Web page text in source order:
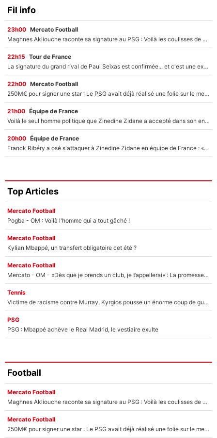
Fil info
23h00 Mercato Football
Maghnes Akliouche raconte sa signature au PSG : Voilà les coulisses de son transfert de rêve à 50M€
22h15 Tour de France
La signature du grand rival de Paul Seixas est confirmée... et c'est une excellente nouvelle pour l'équipe Decathlon-CMA CGM !
22h00 Mercato Football
250M€ pour signer une star : Le PSG avait déjà réalisé une folie sur le mercato bien avant Neymar !
21h00 Équipe de France
Voilà le seul homme politique que Zinedine Zidane a accepté dans son entourage : «Je garde un très bon souvenir de lui»
20h00 Équipe de France
Franck Ribéry a osé s'attaquer à Zinedine Zidane en équipe de France : «Je n'aurais jamais fait ça»
Top Articles
Mercato Football
Pogba - OM : Voilà l'homme qui a tout gâché !
Mercato Football
Kylian Mbappé, un transfert obligatoire cet été ?
Mercato Football
Mercato - OM - «Dès que je prends un club, je t’appellerai» : La promesse de Marcelino au moment de claquer la porte
Tennis
Victime de racisme contre Murray, Kyrgios pousse un énorme coup de gueule !
PSG
PSG : Mbappé achève le Real Madrid, le vestiaire exulte
Football
Mercato Football
Maghnes Akliouche raconte sa signature au PSG : Voilà les coulisses de son transfert de rêve à 50M€
Mercato Football
250M€ pour signer une star : Le PSG avait déjà réalisé une folie sur le mercato bien avant Neymar !